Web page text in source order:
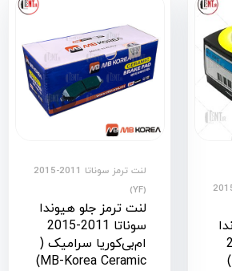
سوناتا 2011-2015
لنت ترمز سوناتا 2011-2015
(YF)
لنت ترمز جلو هیوندا
سوناتا 2011-2015
ام‌بی‌کوریا سرامیک (
MB-Korea Ceramic)